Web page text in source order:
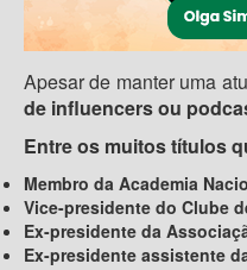
Apesar de manter uma
de influencers ou
Entre os muitos títulos
Membro da Academia
Vice-presidente do Clube
Ex-presidente da
Ex-presidente assistente